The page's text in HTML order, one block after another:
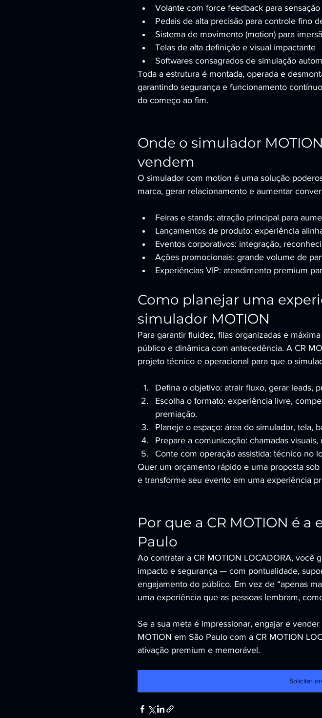
Volante com force feedback para
Pedais de alta precisão para controle fino
Sistema de movimento (motion) para
Telas de alta definição e visual impactante
Softwares consagrados de simulação
Toda a estrutura é montada, operada e
garantindo segurança e funcionamento
do começo ao fim.
Onde o simulador
vendem
O simulador com motion é uma solução
marca, gerar relacionamento e aumentar
Feiras e stands: atração principal para
Lançamentos de produto: experiência
Eventos corporativos: integração,
Ações promocionais: grande volume de
Experiências VIP: atendimento premium
Como planejar uma
simulador MOTION
Para garantir fluidez, filas organizadas e
público e dinâmica com antecedência. A CR
projeto técnico e operacional para que o
Defina o objetivo: atrair fluxo, gerar leads,
Escolha o formato: experiência livre,
premiação.
Planeje o espaço: área do simulador, tela,
Prepare a comunicação: chamadas
Conte com operação assistida: técnico no
Quer um orçamento rápido e uma proposta sob
e transforme seu evento em uma experiência
Por que a CR MOTION é a
Paulo
Ao contratar a CR MOTION LOCADORA, você
impacto e segurança — com pontualidade,
engajamento do público. Em vez de “apenas
uma experiência que as pessoas lembram,
Se a sua meta é impressionar, engajar e
MOTION em São Paulo com a CR MOTION
ativação premium e memorável.
Solicitar